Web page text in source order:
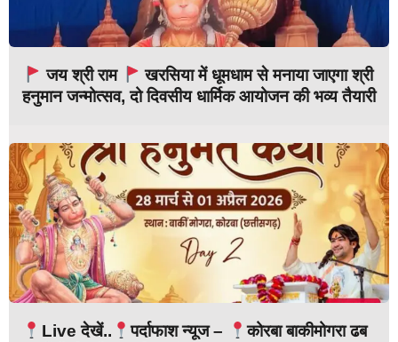
जय श्री राम
खरसिया में धूमधाम से मनाया जाएगा श्री
हनुमान जन्मोत्सव, दो दिवसीय धार्मिक आयोजन की भव्य तैयारी
Live देखें.. पर्दाफाश न्यूज –
कोरबा बाकीमोगरा ढब